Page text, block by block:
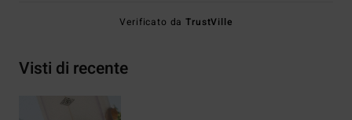
Verificato daTrustVille
Visti di recente